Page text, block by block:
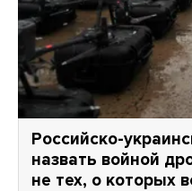
Российско-
назвать войной
не тех, о которых